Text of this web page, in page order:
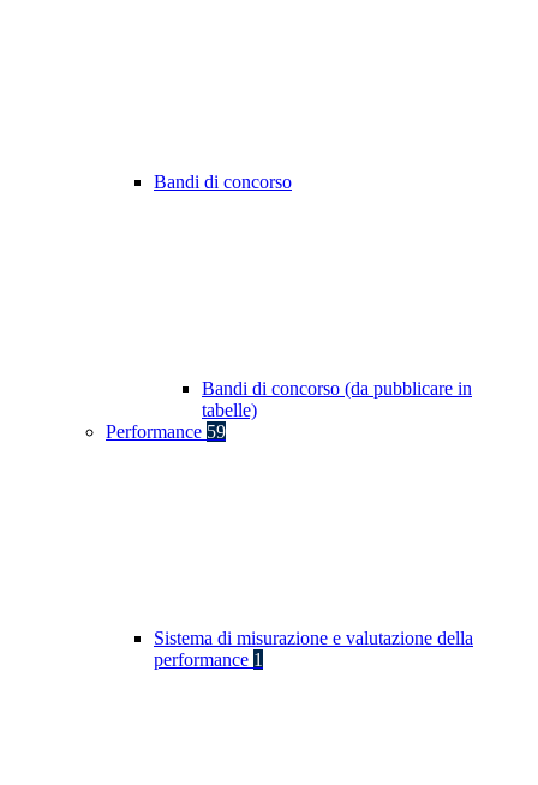
Bandi di concorso
Bandi di concorso (da pubblicare in
tabelle)
Performance 59
Sistema di misurazione e valutazione della
performance 1